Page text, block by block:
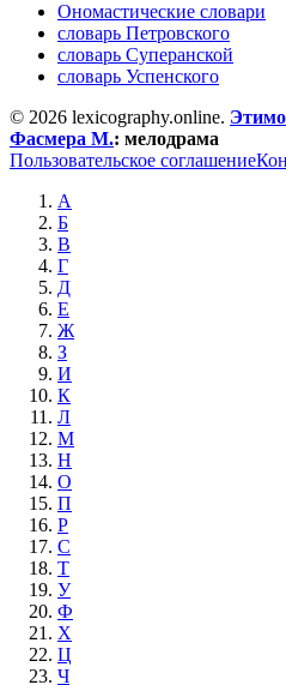
Ономастические словари
словарь Петровского
словарь Суперанской
словарь Успенского
© 2026 lexicography.online.
Фасмера М.: мелодрама
Пользовательское соглашение
А
Б
В
Г
Д
Е
Ж
З
И
К
Л
М
Н
О
П
Р
С
Т
У
Ф
Х
Ц
Ч